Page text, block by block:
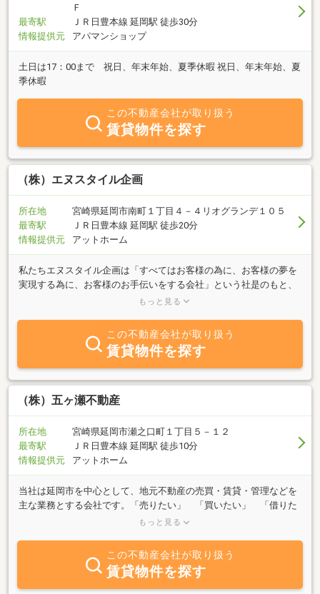
Ｆ
最寄駅
ＪＲ日豊本線 延岡駅 徒歩30分
情報提供元
アパマンショップ
土日は17：00まで 祝日、年末年始、夏季休暇 祝日、年末年始、夏
季休暇
この不動産会社が取り扱う
賃貸物件を探す
（株）エヌスタイル企画
所在地
宮崎県延岡市南町１丁目４－４リオグランデ１０５
最寄駅
ＪＲ日豊本線 延岡駅 徒歩20分
情報提供元
アットホーム
私たちエヌスタイル企画は「すべてはお客様の為に、お客様の夢を
実現する為に、お客様のお手伝いをする会社」という社是のもと、
不動産コンサルタント業務を通じてコスト削減を提供し、社会に貢
今までのやり方に固執せず、常に新しいやり方を工夫しサービスを
提供する第二に「仕事への誇り」どんな小さなことでも誠意をもっ
て取り組み、お客様に信頼されるよう愚直に努力する第三に「思い
やり」常に社員に思いやりをもつお互いに助けあい、ベクトルを合
わせる良心と真心、決して驕ることなく、初心を忘れずにひたむき
に理念を追求する会社として、エヌスタイル企画はお客様と共に大
もっと見る
この不動産会社が取り扱う
賃貸物件を探す
（株）五ヶ瀬不動産
所在地
宮崎県延岡市瀬之口町１丁目５－１２
最寄駅
ＪＲ日豊本線 延岡駅 徒歩10分
情報提供元
アットホーム
当社は延岡市を中心として、地元不動産の売買・賃貸・管理などを
主な業務とする会社です。「売りたい」 「買いたい」 「借りた
い」 「貸したい」 不動産に関する事は何でもお気軽にご相談く
もっと見る
この不動産会社が取り扱う
賃貸物件を探す